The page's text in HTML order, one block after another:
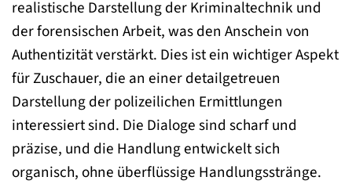
realistische Darstellung der Kriminaltechnik und
der forensischen Arbeit, was den Anschein von
Authentizität verstärkt. Dies ist ein wichtiger Aspekt
für Zuschauer, die an einer detailgetreuen
Darstellung der polizeilichen Ermittlungen
interessiert sind. Die Dialoge sind scharf und
präzise, und die Handlung entwickelt sich
organisch, ohne überflüssige Handlungsstränge.